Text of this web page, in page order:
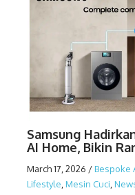
Samsung
AI Home, Bikin
March 17, 2026 /Bespoke
Lifestyle Mesin Cuci